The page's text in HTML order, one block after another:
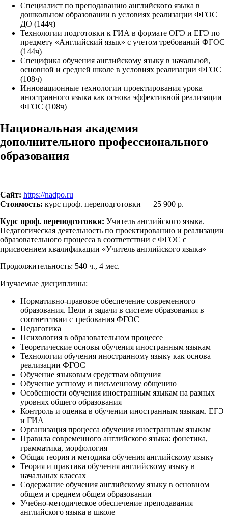
Специалист по преподаванию английского языка в
дошкольном образовании в условиях реализации ФГОС
ДО (144ч)
Технологии подготовки к ГИА в формате ОГЭ и ЕГЭ по
предмету «Английский язык» с учетом требований ФГОС
(144ч)
Специфика обучения английскому языку в начальной,
основной и средней школе в условиях реализации ФГОС
(108ч)
Инновационные технологии проектирования урока
иностранного языка как основа эффективной реализации
ФГОС (108ч)
Национальная академия
дополнительного профессионального
образования
Сайт: https://nadpo.ru
Стоимость: курс проф. переподготовки — 25 900 р.
Курс проф. переподготовки: Учитель английского языка.
Педагогическая деятельность по проектированию и реализации
образовательного процесса в соответствии с ФГОС с
присвоением квалификации «Учитель английского языка»
Продолжительность: 540 ч., 4 мес.
Изучаемые дисциплины:
Нормативно-правовое обеспечение современного
образования. Цели и задачи в системе образования в
соответствии с требования ФГОС
Педагогика
Психология в образовательном процессе
Теоретические основы обучения иностранным языкам
Технологии обучения иностранному языку как основа
реализации ФГОС
Обучение языковым средствам общения
Обучение устному и письменному общению
Особенности обучения иностранным языкам на разных
уровнях общего образования
Контроль и оценка в обучении иностранным языкам. ЕГЭ
и ГИА
Организация процесса обучения иностранным языкам
Правила современного английского языка: фонетика,
грамматика, морфология
Общая теория и методика обучения английскому языку
Теория и практика обучения английскому языку в
начальных классах
Содержание обучения английскому языку в основном
общем и среднем общем образовании
Учебно-методическое обеспечение преподавания
английского языка в школе